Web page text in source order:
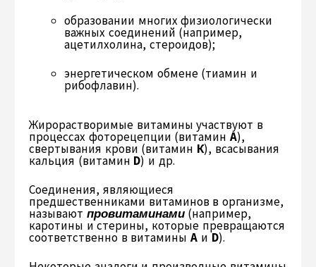
образовании многих физиологически
важных соединений (например,
ацетилхолина, стероидов);
энергетическом обмене (тиамин и
рибофлавин).
Жирорастворимые витамины участвуют в
процессах фоторецепции (витаминА),
свертывания крови (витамин К), всасывания
кальция (витамин D) и др.
Соединения, являющиеся
предшественниками витаминов в организме,
называют провитаминами(например,
каротины и стерины, которые превращаются
соответственно в витаминыА иD).